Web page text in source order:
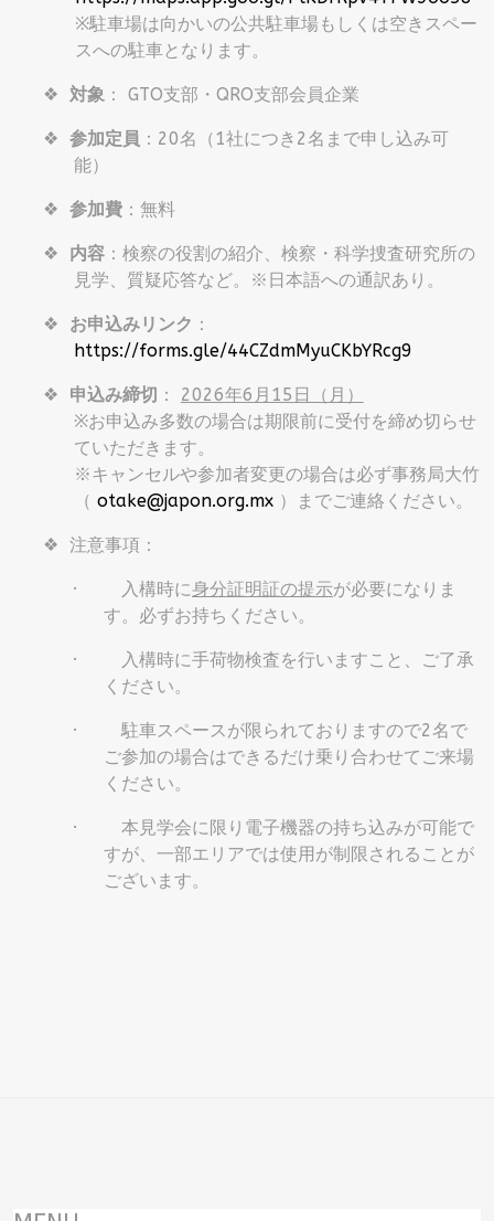
※駐車場は向かいの公共駐車場もしくは空きスペー
スへの駐車となります。
❖ 対象： GTO支部・QRO支部会員企業
❖ 参加定員 ：20名（1社につき2名まで申し込み可
能）
❖ 参加費：無料
❖ 内容：検察の役割の紹介、検察・科学捜査研究所の
見学、質疑応答など。※日本語への通訳あり。
❖ お申込みリンク ：
https://forms.gle/44CZdmMyuCKbYRcg9
❖ 申込み締切 ： 2026年6 月 15 日（月）
※お申込み多数の場合は期限前に受付を締め切らせ
ていただきます。
※キャンセルや参加者変更の場合は必ず事務局大竹
（ otake@japon.org.mx）までご連絡ください。
❖ 注意事項：
· 入構時に身分証明証の提示が必要になりま
す。必ずお持ちください。
·
入構時に手荷物検査を行いますこと、ご了承
ください。
· 駐車スペースが限られておりますので2名で
ご参加の場合はできるだけ乗り合わせてご来場
ください。
· 本見学会に限り電子機器の持ち込みが可能で
すが、一部エリアでは使用が制限されることが
ございます。